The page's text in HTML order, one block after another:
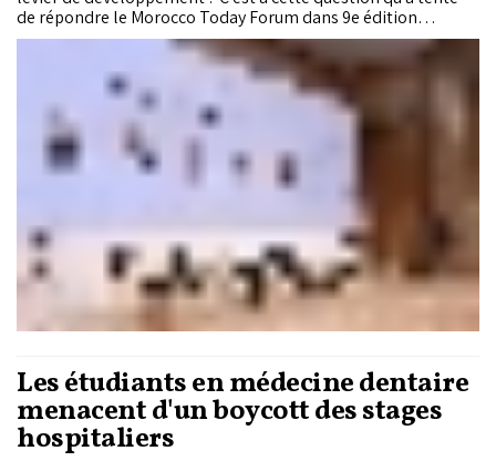
de répondre le Morocco Today Forum dans 9e édition
organisée vendredi 24 juillet à Errachidia. Dans le sillage des
Hautes Orientations Royales et du lancement d’une nouvelle
génération de Programmes de développement territorial
intégré, responsables publics, élus, entreprises et experts
ont dessiné les contours d’une nouvelle gouvernance fondée
sur la proximité, la concertation, l’innovation et le
numérique, au service d’un Maroc des territoires plus
équilibré et plus inclusif.
Les étudiants en médecine dentaire
menacent d'un boycott des stages
hospitaliers